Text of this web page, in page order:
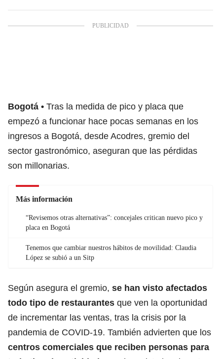
Bogotá
Tras la medida de pico y placa que
empezó a funcionar hace pocas semanas en los
ingresos a Bogotá, desde Acodres, gremio del
sector gastronómico, aseguran que las pérdidas
son millonarias.
Más información
“Revisemos otras alternativas”: concejales critican nuevo pico y
placa en Bogotá
Tenemos que cambiar nuestros hábitos de movilidad: Claudia
López se subió a un Sitp
Según asegura el gremio, se han visto afectados
todo tipo de restaurantes que ven la oportunidad
de incrementar las ventas, tras la crisis por la
pandemia de COVID-19. También advierten que los
centros comerciales que reciben personas para